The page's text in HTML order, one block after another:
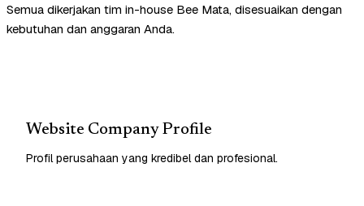
Semua dikerjakan tim in-house Bee Mata, disesuaikan dengan
kebutuhan dan anggaran Anda.
Website Company Profile
Profil perusahaan yang kredibel dan profesional.